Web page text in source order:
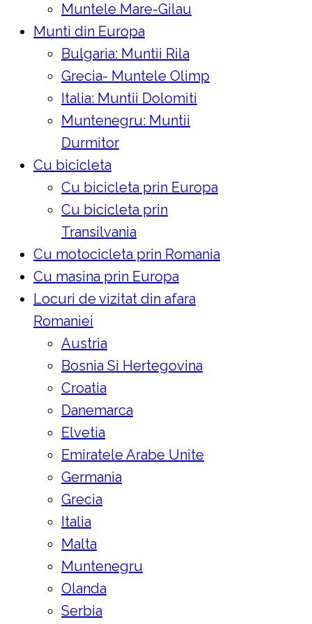
Muntele Mare-Gilau
Munti din Europa
Bulgaria: Muntii Rila
Grecia- Muntele Olimp
Italia: Muntii Dolomiti
Muntenegru: Muntii
Durmitor
Cu bicicleta
Cu bicicleta prin Europa
Cu bicicleta prin
Transilvania
Cu motocicleta prin Romania
Cu masina prin Europa
Locuri de vizitat din afara
Romaniei
Austria
Bosnia Si Hertegovina
Croatia
Danemarca
Elvetia
Emiratele Arabe Unite
Germania
Grecia
Italia
Malta
Muntenegru
Olanda
Serbia